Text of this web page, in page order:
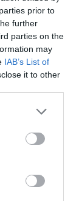
prior to
further
parties on the
may
IAB’s List of
it to other
réception